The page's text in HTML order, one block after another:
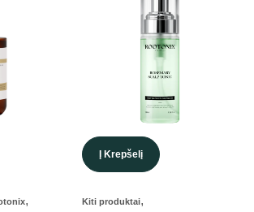
,
Į Krepšelį
Kiti produktai,